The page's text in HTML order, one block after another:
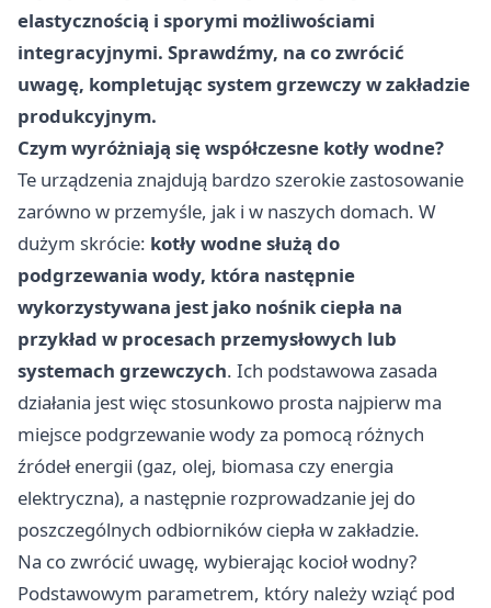
elastycznością i sporymi możliwościami
integracyjnymi. Sprawdźmy, na co zwrócić
uwagę, kompletując system grzewczy w zakładzie
produkcyjnym.
Czym wyróżniają się współczesne kotły wodne?
Te urządzenia znajdują bardzo szerokie zastosowanie
zarówno w przemyśle, jak i w naszych domach. W
dużym skrócie: kotły wodne służą do
podgrzewania wody, która następnie
wykorzystywana jest jako nośnik ciepła na
przykład w procesach przemysłowych lub
systemach grzewczych. Ich podstawowa zasada
działania jest więc stosunkowo prosta najpierw ma
miejsce podgrzewanie wody za pomocą różnych
źródeł energii (gaz, olej, biomasa czy energia
elektryczna), a następnie rozprowadzanie jej do
poszczególnych odbiorników ciepła w zakładzie.
Na co zwrócić uwagę, wybierając kocioł wodny?
Podstawowym parametrem, który należy wziąć pod